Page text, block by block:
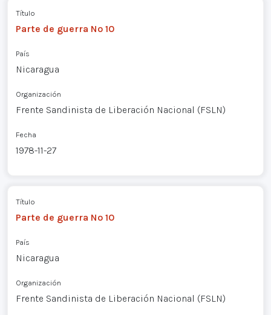
Título
Parte de guerra Nº 10
País
Nicaragua
Organización
Frente Sandinista de Liberación Nacional (FSLN)
Fecha
1978-11-27
Título
Parte de guerra Nº 10
País
Nicaragua
Organización
Frente Sandinista de Liberación Nacional (FSLN)